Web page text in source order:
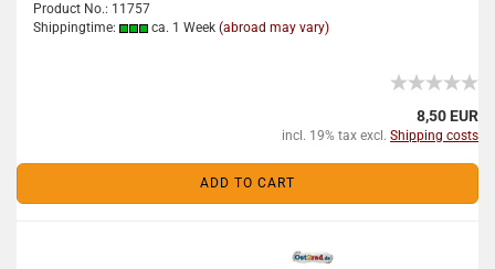
Product No.: 11757
Shippingtime:
ca. 1 Week (abroad may vary)
8,50 EUR
incl. 19% tax excl. Shipping costs
ADD TO CART